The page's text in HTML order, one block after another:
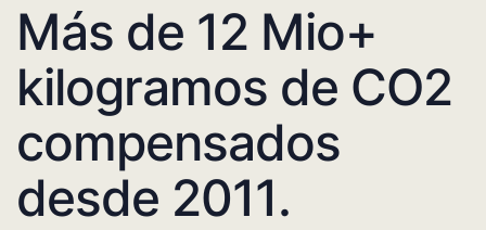
Más de 12 Mio+
kilogramos de CO2
compensados
desde 2011.